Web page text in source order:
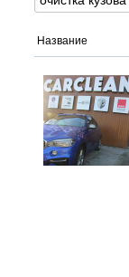
Название